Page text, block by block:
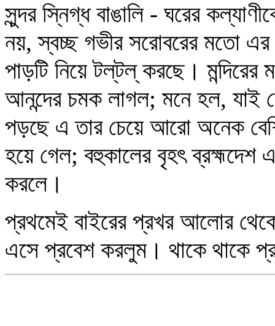
সুন্দর স্নিগ্ধ বাঙালি - ঘরের
নয়, স্বচ্ছ গভীর সরোবরের মতো এর
পাড়টি নিয়ে টল্‌টল্‌ করছে।
আনন্দের চমক লাগল; মনে হল, যাই
পড়ছে এ তার চেয়ে আরো অনেক
হয়ে গেল; বহুকালের বৃহৎ ব্রহ্মদেশ
করলে।
প্রথমেই বাইরের প্রখর আলোর
এসে প্রবেশ করলুম। থাকে থাকে